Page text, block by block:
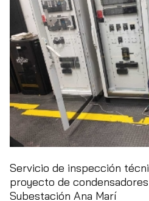
Servicio de inspección
proyecto de
Subestación Ana Marí